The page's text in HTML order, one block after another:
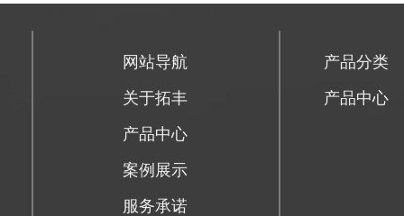
网站导航
关于拓丰
产品中心
案例展示
服务承诺
产品分类
产品中心